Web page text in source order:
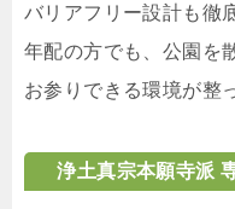
バリアフリー設計も徹
年配の方でも、公園を
お参りできる環境が整
浄土真宗本願寺派